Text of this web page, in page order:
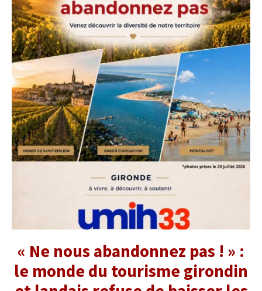
« Ne nous abandonnez pas ! » :
le monde du tourisme girondin